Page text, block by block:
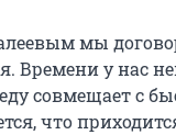
мы
Времени у нас
совмещает с
что